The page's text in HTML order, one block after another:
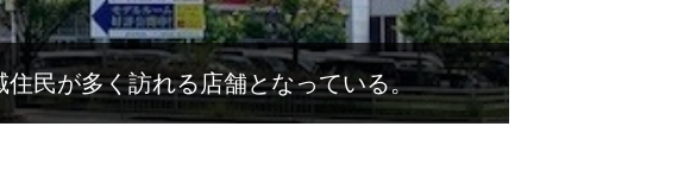
民が多く訪れる店舗となっている。